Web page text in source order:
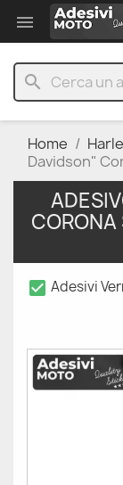

search
Home
Davidson"
check_box Adesivi